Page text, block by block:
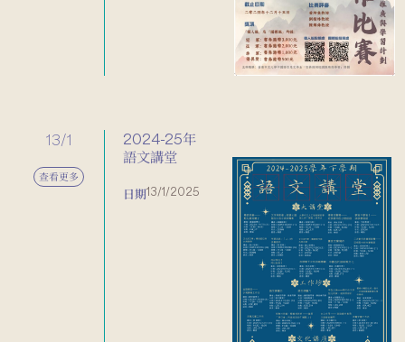
13/1
查看更多
2024-25年
語文講堂
日期13/1/2025